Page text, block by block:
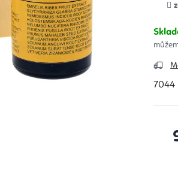
7044